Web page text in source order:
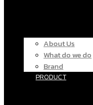
About Us
What do we do
Brand
PRODUCT